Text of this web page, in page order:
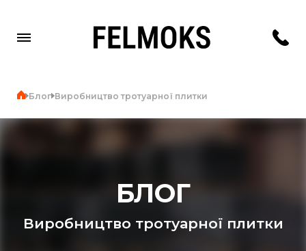
Блог Виробництво тротуарної плитки
БЛОГ
Виробництво тротуарної плитки